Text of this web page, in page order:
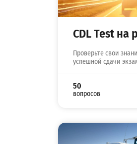
CDL Test
Проверьте свои
успешной сдачи
50
вопросов